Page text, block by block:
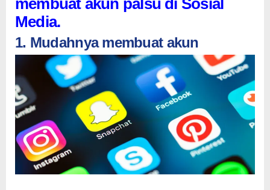
Media.
1. Mudahnya membuat akun